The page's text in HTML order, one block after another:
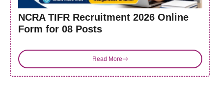
NCRA TIFR Recruitment 2026 Online
Form for 08 Posts
Read More